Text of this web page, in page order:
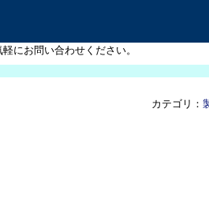
にお問い合わせください。
カテゴリ：